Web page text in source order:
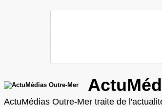
ActuMédias Outre-Mer traite de